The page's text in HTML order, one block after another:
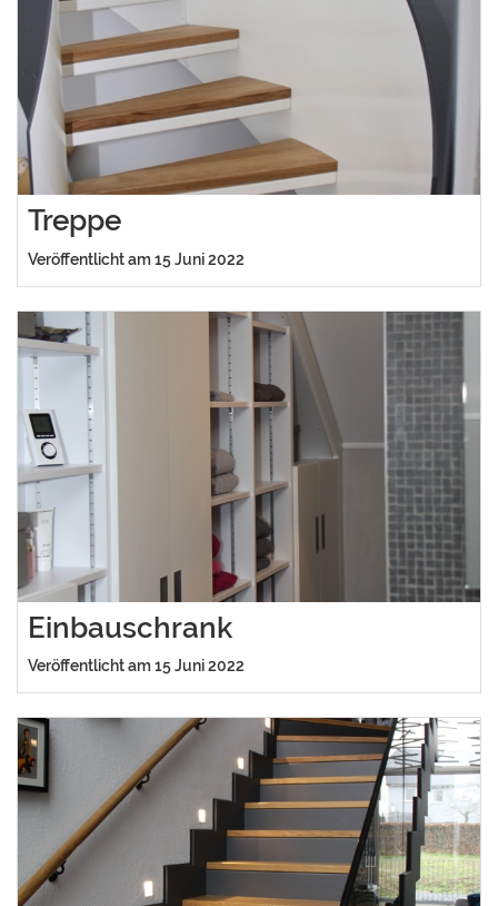
Treppe
Veröffentlicht am 15 Juni 2022
Einbauschrank
Veröffentlicht am 15 Juni 2022